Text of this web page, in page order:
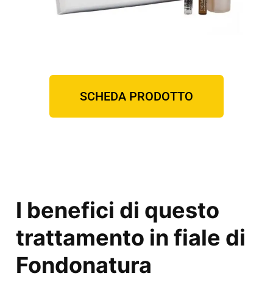
SCHEDA PRODOTTO
I benefici di questo
trattamento in fiale di
Fondonatura